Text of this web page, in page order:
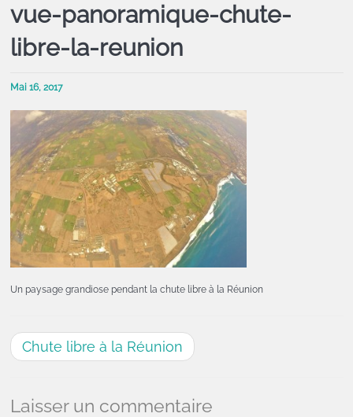
vue-panoramique-chute-
libre-la-reunion
Mai 16, 2017
Un paysage grandiose pendant la chute libre à la Réunion
Chute libre à la Réunion
Laisser un commentaire